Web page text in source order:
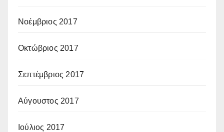
Νοέμβριος 2017
Οκτώβριος 2017
Σεπτέμβριος 2017
Αύγουστος 2017
Ιούλιος 2017